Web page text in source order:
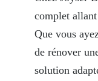
complet
Que vous
de rénover
solution